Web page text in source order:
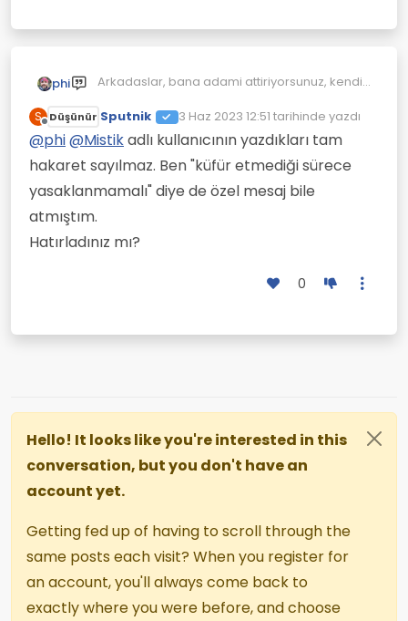
phi
Arkadaslar, bana adami attiriyorsunuz, kendi
S
Çevrimdışı
Düşünür Sputnik 3 Haz 2023 12:51 tarihinde yazdı
Son düzenleyen:
@phi@Mistikadlı kullanıcının yazdıkları tam
hakaret sayılmaz. Ben "küfür etmediği sürece
yasaklanmamalı" diye de özel mesaj bile
atmıştım.
Hatırladınız mı?
0
Hello! It looks like you're interested in this
conversation, but you don't have an
account yet.
Getting fed up of having to scroll through the
same posts each visit? When you register for
an account, you'll always come back to
exactly where you were before, and choose